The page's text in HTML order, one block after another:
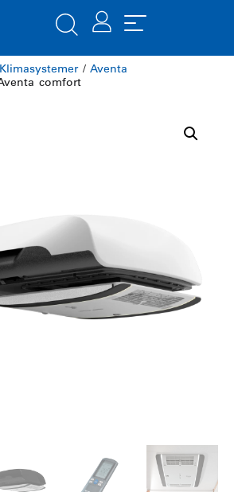
Klimasystemer/ Aventa
comfort